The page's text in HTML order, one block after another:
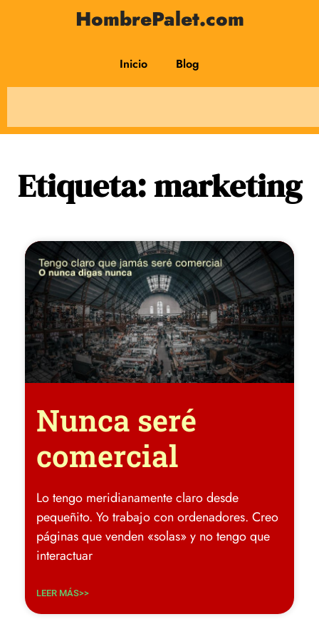
HombrePalet.com
Inicio Blog
Etiqueta: marketing
Nunca seré
comercial
Lo tengo meridianamente claro desde
pequeñito. Yo trabajo con ordenadores. Creo
páginas que venden «solas» y no tengo que
interactuar
LEER MÁS>>